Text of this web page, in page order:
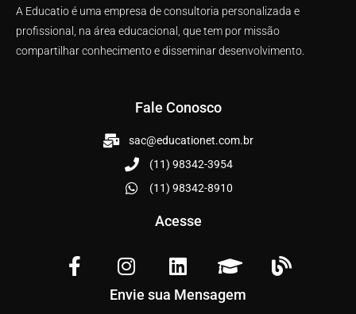
A Educatio é uma empresa de consultoria personalizada e
profissional, na área educacional, que tem por missão
compartilhar conhecimento e disseminar desenvolvimento.
Fale Conosco
sac@educationet.com.br
(11) 98342-3954
(11) 98342-8910
Acesse
Envie sua Mensagem